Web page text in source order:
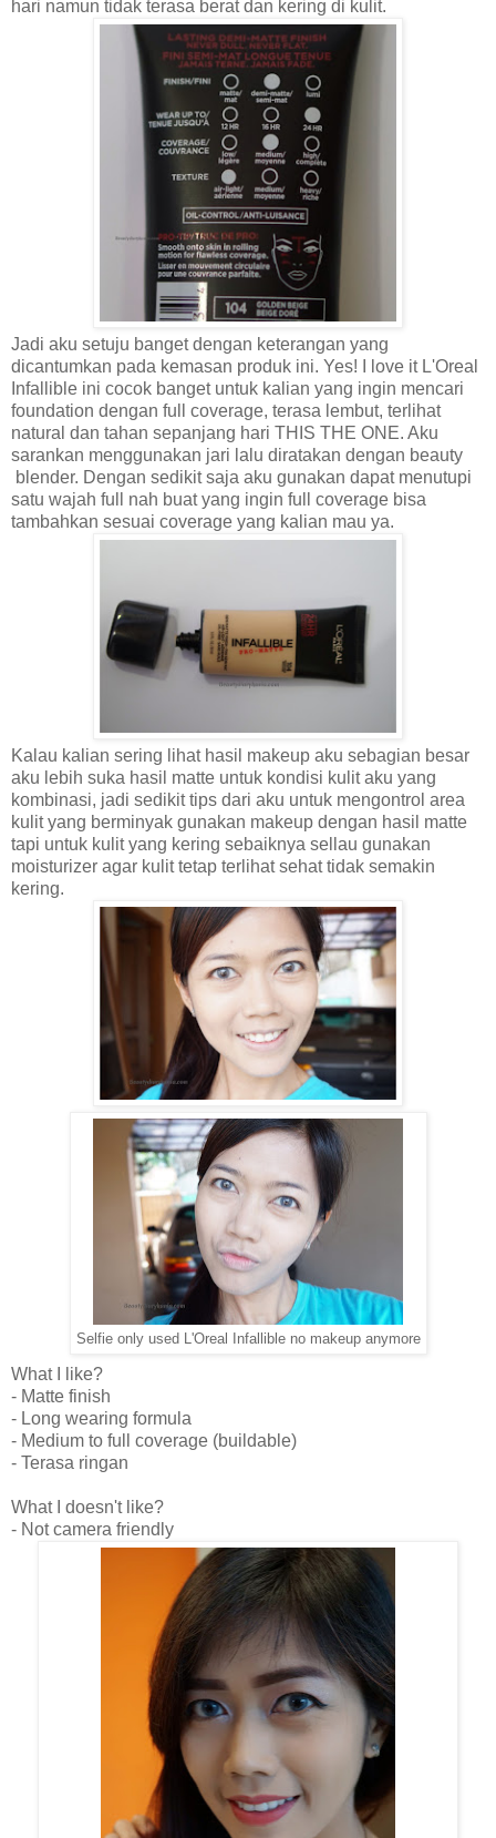
hari namun tidak terasa berat dan kering di kulit.
Jadi aku setuju banget dengan keterangan yang
dicantumkan pada kemasan produk ini. Yes! I love it L'Oreal
Infallible ini cocok banget untuk kalian yang ingin mencari
foundation dengan full coverage, terasa lembut, terlihat
natural dan tahan sepanjang hari THIS THE ONE. Aku
sarankan menggunakan jari lalu diratakan dengan beauty
blender. Dengan sedikit saja aku gunakan dapat menutupi
satu wajah full nah buat yang ingin full coverage bisa
tambahkan sesuai coverage yang kalian mau ya.
Kalau kalian sering lihat hasil makeup aku sebagian besar
aku lebih suka hasil matte untuk kondisi kulit aku yang
kombinasi, jadi sedikit tips dari aku untuk mengontrol area
kulit yang berminyak gunakan makeup dengan hasil matte
tapi untuk kulit yang kering sebaiknya sellau gunakan
moisturizer agar kulit tetap terlihat sehat tidak semakin
kering.
Selfie only used L'Oreal Infallible no makeup anymore
What I like?
- Matte finish
- Long wearing formula
- Medium to full coverage (buildable)
- Terasa ringan
What I doesn't like?
- Not camera friendly